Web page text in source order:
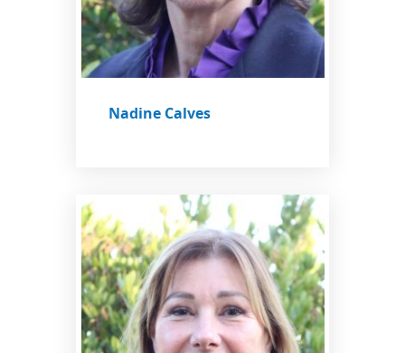
Nadine Calves